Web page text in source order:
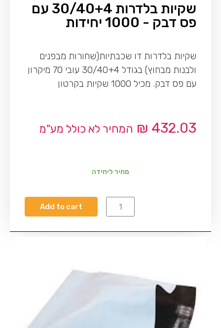
שקיות בלדרות 30/40+4 עם
פס דבק - 1000 יחידות
שקיות בלדרות דו שכבתיות(שחורות מבפנים
ולבנות מבחוץ) בגודל 30/40+4 עובי 70 מיקרון
עם פס דבק. מכיל 1000 שקיות בקרטון
₪ 432.03 המחיר לא כולל מע"מ
מחיר ליחידה
Add to cart